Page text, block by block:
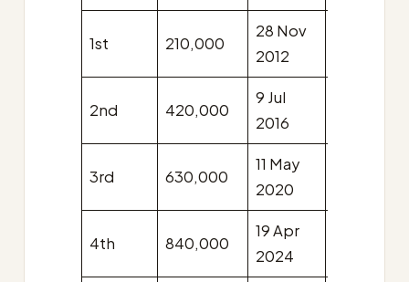
1st 210,000
28 Nov
2012
2nd 420,000
9 Jul
2016
3rd 630,000
11 May
2020
4th 840,000
19 Apr
2024